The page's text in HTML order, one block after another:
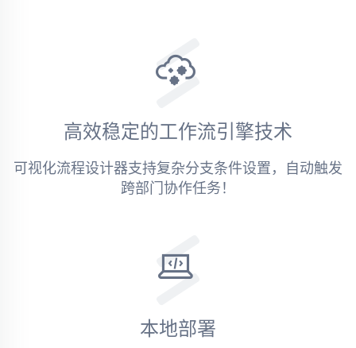
高效稳定的工作流引擎技术
可视化流程设计器支持复杂分支条件设置，自动触发
跨部门协作任务！
本地部署